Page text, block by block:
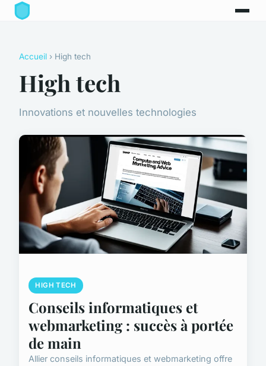
Accueil › High tech
High tech
Innovations et nouvelles technologies
HIGH TECH
Conseils informatiques et
webmarketing : succès à portée
de main
Allier conseils informatiques et webmarketing offre